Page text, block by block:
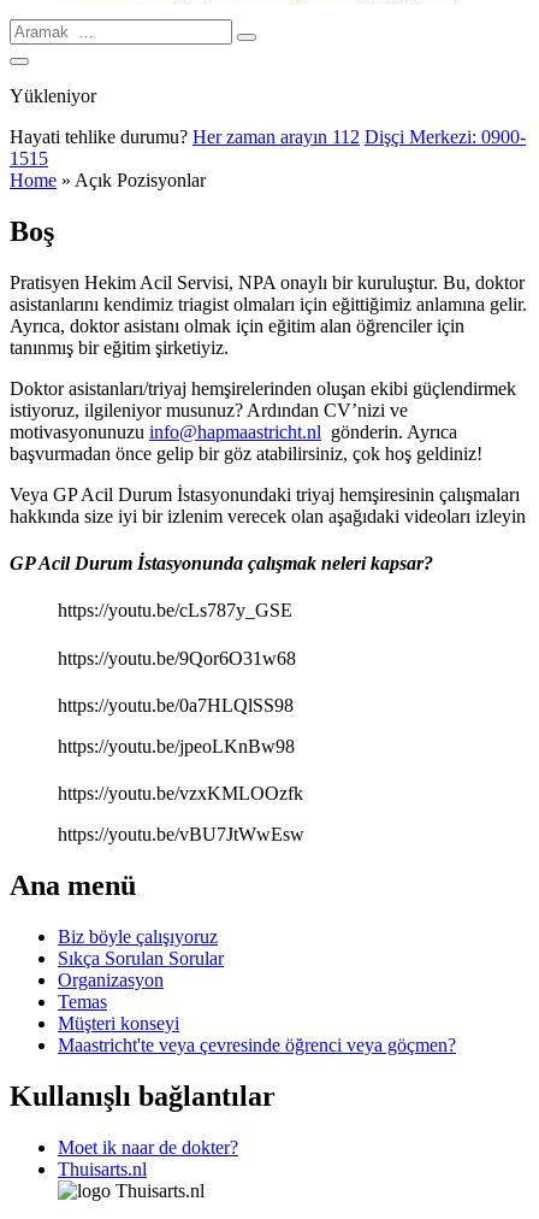
Aramak:
Aramak
Yükleniyor
Hayati tehlike durumu? Her zaman arayın 112 Dişçi Merkezi: 0900-
1515
Home » Açık Pozisyonlar
Boş
Pratisyen Hekim Acil Servisi, NPA onaylı bir kuruluştur. Bu, doktor
asistanlarını kendimiz triagist olmaları için eğittiğimiz anlamına gelir.
Ayrıca, doktor asistanı olmak için eğitim alan öğrenciler için
tanınmış bir eğitim şirketiyiz.
Doktor asistanları/triyaj hemşirelerinden oluşan ekibi güçlendirmek
istiyoruz, ilgileniyor musunuz? Ardından CV’nizi ve
motivasyonunuzu info@hapmaastricht.nl gönderin. Ayrıca
başvurmadan önce gelip bir göz atabilirsiniz, çok hoş geldiniz!
Veya GP Acil Durum İstasyonundaki triyaj hemşiresinin çalışmaları
hakkında size iyi bir izlenim verecek olan aşağıdaki videoları izleyin
GP Acil Durum İstasyonunda çalışmak neleri kapsar?
https://youtu.be/cLs787y_GSE
https://youtu.be/9Qor6O31w68
https://youtu.be/0a7HLQlSS98
https://youtu.be/jpeoLKnBw98
https://youtu.be/vzxKMLOOzfk
https://youtu.be/vBU7JtWwEsw
Ana menü
Biz böyle çalışıyoruz
Sıkça Sorulan Sorular
Organizasyon
Temas
Müşteri konseyi
Maastricht'te veya çevresinde öğrenci veya göçmen?
Kullanışlı bağlantılar
Moet ik naar de dokter?
Thuisarts.nl